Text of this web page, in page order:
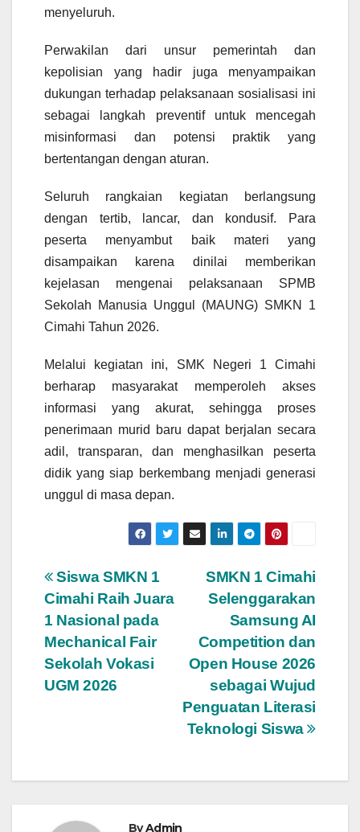
menyeluruh.
Perwakilan dari unsur pemerintah dan
kepolisian yang hadir juga menyampaikan
dukungan terhadap pelaksanaan sosialisasi ini
sebagai langkah preventif untuk mencegah
misinformasi dan potensi praktik yang
bertentangan dengan aturan.
Seluruh rangkaian kegiatan berlangsung
dengan tertib, lancar, dan kondusif. Para
peserta menyambut baik materi yang
disampaikan karena dinilai memberikan
kejelasan mengenai pelaksanaan SPMB
Sekolah Manusia Unggul (MAUNG) SMKN 1
Cimahi Tahun 2026.
Melalui kegiatan ini, SMK Negeri 1 Cimahi
berharap masyarakat memperoleh akses
informasi yang akurat, sehingga proses
penerimaan murid baru dapat berjalan secara
adil, transparan, dan menghasilkan peserta
didik yang siap berkembang menjadi generasi
unggul di masa depan.
Post
navigation
SMKN 1 Cimahi
Selenggarakan
Samsung AI
Competition dan
Open House 2026
sebagai Wujud
Penguatan Literasi
Teknologi Siswa
Siswa SMKN 1
Cimahi Raih Juara
1 Nasional pada
Mechanical Fair
Sekolah Vokasi
UGM 2026
ByAdmin